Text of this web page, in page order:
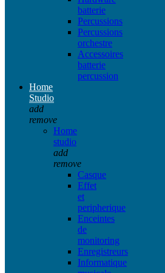
batterie
Percussions
Percussions
orchestre
Accessoires
batterie
percussion
Home
Studio
add
remove
Home
studio
add
remove
Casque
Effet
et
peripherique
Enceintes
de
monitoring
Enregistreurs
Informatique